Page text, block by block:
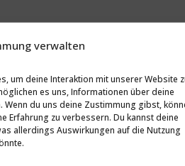
verwalten
um deine Interaktion mit unserer Website
es uns, Informationen über deine
du uns deine Zustimmung gibst,
Erfahrung zu verbessern. Du kannst deine
allerdings Auswirkungen auf die Nutzung
rund um
Jahren intensiv diskutiert
dieGISKID ist vomD-A-
in den deutschsprachigen
Studie werden in